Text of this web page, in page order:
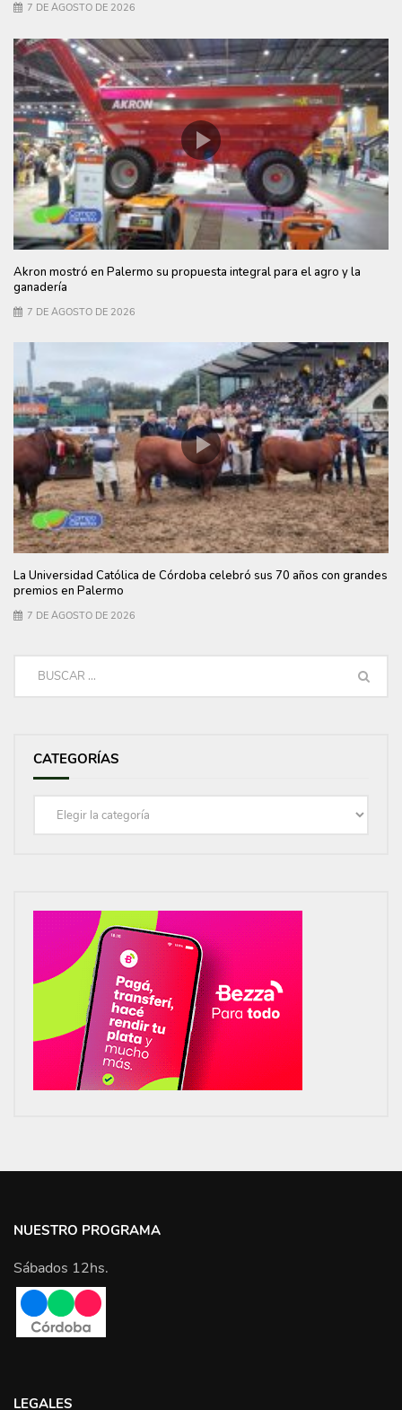
7 DE AGOSTO DE 2026
Akron mostró en Palermo su propuesta integral para el agro y la
ganadería
7 DE AGOSTO DE 2026
La Universidad Católica de Córdoba celebró sus 70 años con grandes
premios en Palermo
7 DE AGOSTO DE 2026
CATEGORÍAS
Categorías
NUESTRO PROGRAMA
Sábados 12hs.
LEGALES